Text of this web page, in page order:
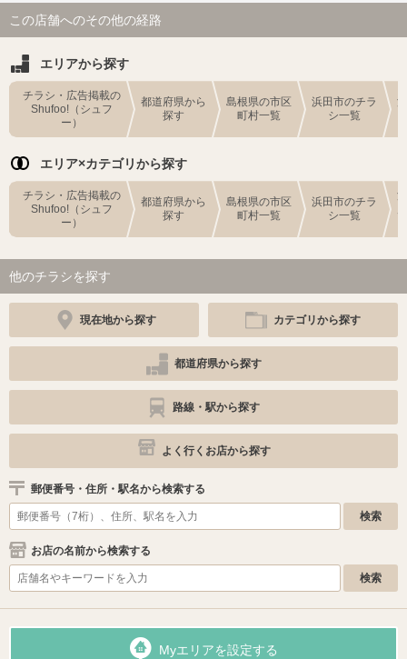
この店舗へのその他の経路
エリアから探す
チラシ・広告掲載の
Shufoo!（シュフ
ー）
都道府県から
探す
島根県の市区
町村一覧
浜田市のチラ
シ一覧
エリア×カテゴリから探す
チラシ・広告掲載の
Shufoo!（シュフ
ー）
都道府県から
探す
島根県の市区
町村一覧
浜田市のチラ
シ一覧
他のチラシを探す
現在地から探す カテゴリから探す
都道府県から探す
路線・駅から探す
よく行くお店から探す
郵便番号・住所・駅名から検索する
お店の名前から検索する
Myエリアを設定する